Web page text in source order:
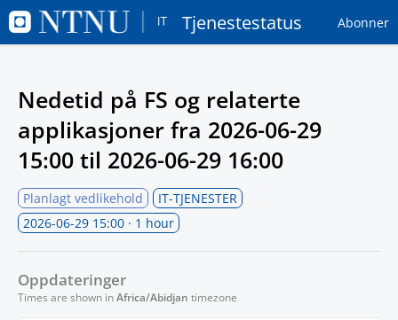
Tjenestestatus Abonner
Nedetid på FS og relaterte
applikasjoner fra 2026-06-29
15:00 til 2026-06-29 16:00
Planlagt vedlikehold
IT-TJENESTER
2026-06-29 15:00 · 1 hour
Oppdateringer
Times are shown inAfrica/Abidjan timezone